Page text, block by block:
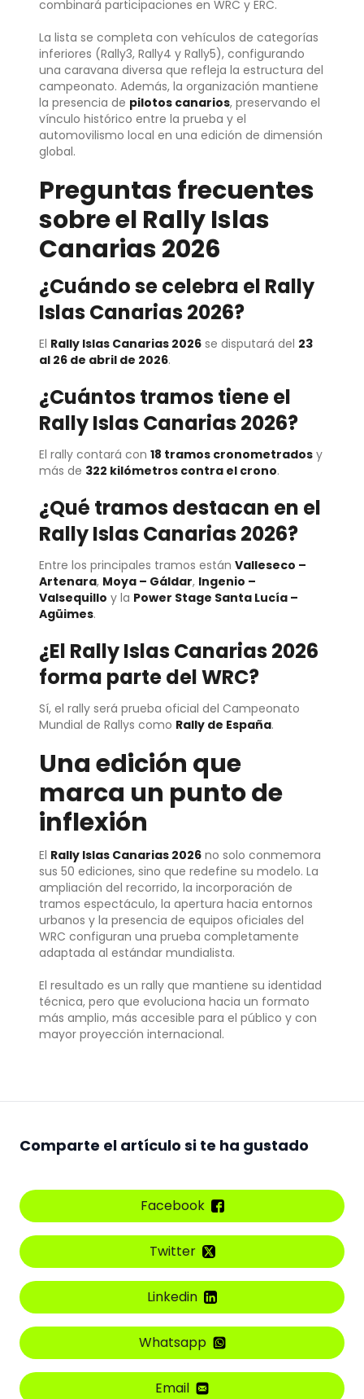
combinará participaciones en WRC y ERC.
La lista se completa con vehículos de categorías
inferiores (Rally3, Rally4 y Rally5), configurando
una caravana diversa que refleja la estructura del
campeonato. Además, la organización mantiene
la presencia de pilotos canarios, preservando el
vínculo histórico entre la prueba y el
automovilismo local en una edición de dimensión
global.
Preguntas frecuentes
sobre el Rally Islas
Canarias 2026
¿Cuándo se celebra el Rally
Islas Canarias 2026?
El Rally Islas Canarias 2026 se disputará del 23
al 26 de abril de 2026.
¿Cuántos tramos tiene el
Rally Islas Canarias 2026?
El rally contará con 18 tramos cronometrados y
más de 322 kilómetros contra el crono.
¿Qué tramos destacan en el
Rally Islas Canarias 2026?
Entre los principales tramos están Valleseco –
Artenara, Moya – Gáldar, Ingenio –
Valsequillo y la Power Stage Santa Lucía –
Agüimes.
¿El Rally Islas Canarias 2026
forma parte del WRC?
Sí, el rally será prueba oficial del Campeonato
Mundial de Rallys como Rally de España.
Una edición que
marca un punto de
inflexión
El Rally Islas Canarias 2026 no solo conmemora
sus 50 ediciones, sino que redefine su modelo. La
ampliación del recorrido, la incorporación de
tramos espectáculo, la apertura hacia entornos
urbanos y la presencia de equipos oficiales del
WRC configuran una prueba completamente
adaptada al estándar mundialista.
El resultado es un rally que mantiene su identidad
técnica, pero que evoluciona hacia un formato
más amplio, más accesible para el público y con
mayor proyección internacional.
Comparte el artículo si te ha gustado
Facebook
Twitter
Linkedin
Whatsapp
Email